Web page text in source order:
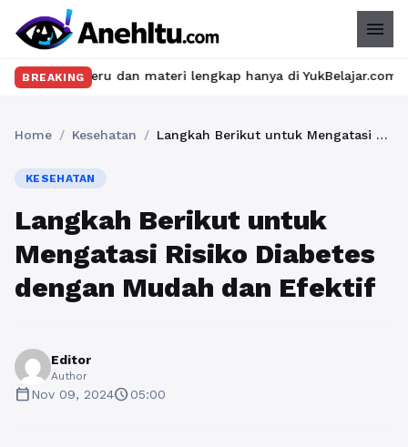
menu
BREAKING
dan materi lengkap hanya di YukBelajar.com. Mulai
Home / Kesehatan / Langkah Berikut untuk Mengatasi Risiko Diabetes dengan Mudah dan Efektif
KESEHATAN
Langkah Berikut untuk
Mengatasi Risiko Diabetes
dengan Mudah dan Efektif
Editor
Author
calendar_todayNov 09, 2024schedule05:00